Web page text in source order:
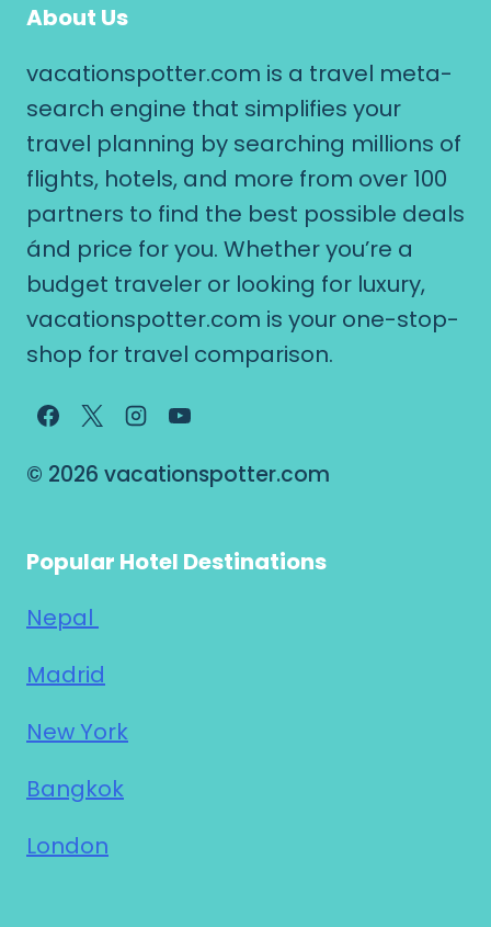
About Us
vacationspotter.com is a travel meta-
search engine that simplifies your
travel planning by searching millions of
flights, hotels, and more from over 100
partners to find the best possible deals
ánd price for you. Whether you’re a
budget traveler or looking for luxury,
vacationspotter.com is your one-stop-
shop for travel comparison.
© 2026 vacationspotter.com
Popular Hotel Destinations
Nepal
Madrid
New York
Bangkok
London